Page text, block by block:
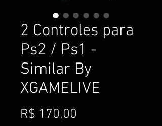
2 Controles para
Ps2 / Ps1 -
Similar By
XGAMELIVE
R$ 170,00